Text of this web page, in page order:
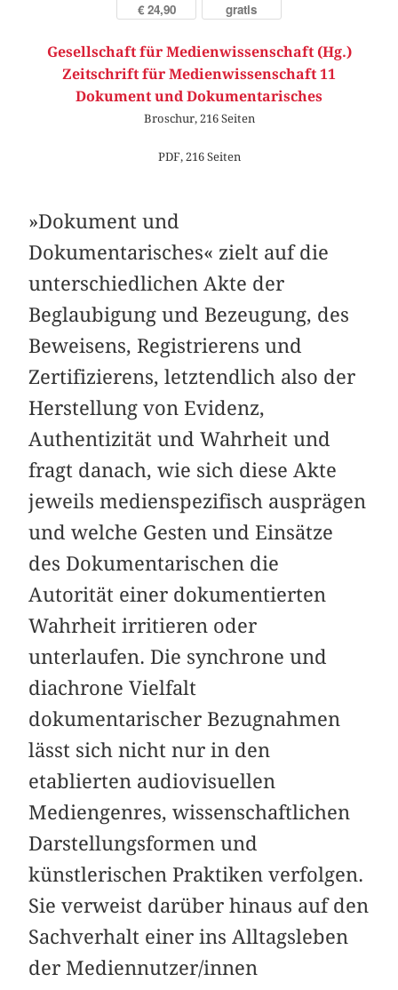
€ 24,90 gratis
Gesellschaft für Medienwissenschaft (Hg.)
Zeitschrift für Medienwissenschaft 11
Dokument und Dokumentarisches
Broschur, 216 Seiten
PDF, 216 Seiten
»Dokument und
Dokumentarisches« zielt auf die
unterschiedlichen Akte der
Beglaubigung und Bezeugung, des
Beweisens, Registrierens und
Zertifizierens, letztendlich also der
Herstellung von Evidenz,
Authentizität und Wahrheit und
fragt danach, wie sich diese Akte
jeweils medienspezifisch ausprägen
und welche Gesten und Einsätze
des Dokumentarischen die
Autorität einer dokumentierten
Wahrheit irritieren oder
unterlaufen. Die synchrone und
diachrone Vielfalt
dokumentarischer Bezugnahmen
lässt sich nicht nur in den
etablierten audiovisuellen
Mediengenres, wissenschaftlichen
Darstellungsformen und
künstlerischen Praktiken verfolgen.
Sie verweist darüber hinaus auf den
Sachverhalt einer ins Alltagsleben
der Mediennutzer/innen